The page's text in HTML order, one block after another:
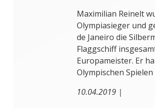
Maximilian Reinelt
Olympiasieger und
de Janeiro die
Flaggschiff
Europameister. Er
Olympischen
10.04.2019 |